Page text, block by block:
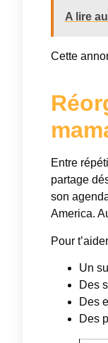
A lire
Cette
Entre
partage
son
America.
Pour
Un
Des
Des
Des